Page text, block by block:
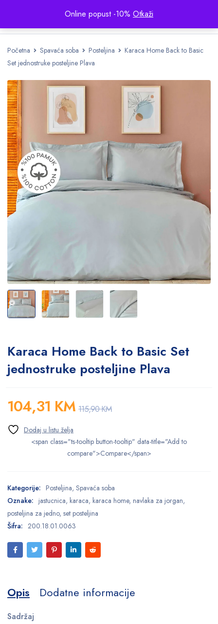
Online popust -10% Otkaži
Početna Spavaća soba Posteljina
Karaca Home Back to Basic
Set jednostruke posteljine Plava
Karaca Home Back to Basic Set
jednostruke posteljine Plava
115,90KM
104,31 KM
<span class="ts-tooltip button-tooltip" data-title="Add to
compare">Compare</span>
Kategorije: Posteljina, Spavaća soba
Oznake: jastucnica, karaca, karaca home, navlaka za jorgan,
posteljina za jedno, set posteljina
Šifra: 200.18.01.0063
Opis Dodatne informacije
Sadržaj